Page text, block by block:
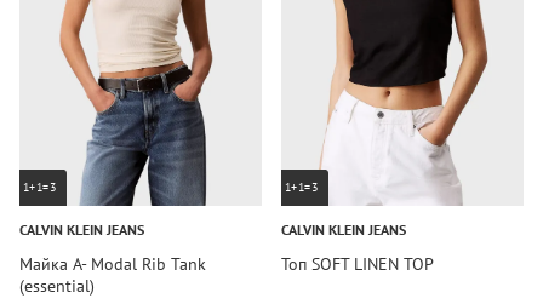
1+1=3
CALVIN KLEIN JEANS
Майка A- Modal Rib Tank
(essential)
1+1=3
CALVIN KLEIN JEANS
Топ SOFT LINEN TOP